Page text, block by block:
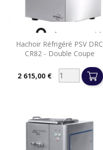
Hachoir Réfrigéré PSV DRC
CR82 - Double Coupe
Prix2 615,00 €
 Aperçu rapide